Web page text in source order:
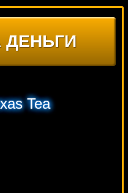
ДЕНЬГИ
Tea